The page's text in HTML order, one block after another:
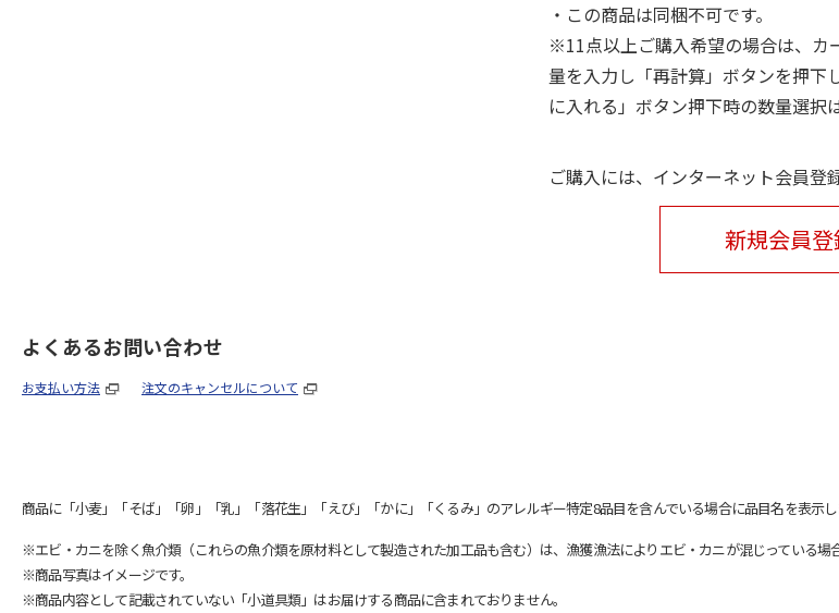
・この商品は同梱不可です。
※11点以上ご購入希望の場合は、カ
量を入力し「再計算」ボタンを押下
に入れる」ボタン押下時の数量選択
ご購入には、インターネット会員登
新規会員
よくあるお問い合わせ
お支払い方法 注文のキャンセルについて
商品に「小麦」「そば」「卵」「乳」「落花生」「えび」「かに」「くるみ」のアレルギー特定8品目を含んでいる場合に品目名を表示し
※エビ・カニを除く魚介類（これらの魚介類を原材料として製造された加工品も含む）は、漁獲漁法によりエビ・カニが混じっている
※商品写真はイメージです。
※商品内容として記載されていない「小道具類」はお届けする商品に含まれておりません。